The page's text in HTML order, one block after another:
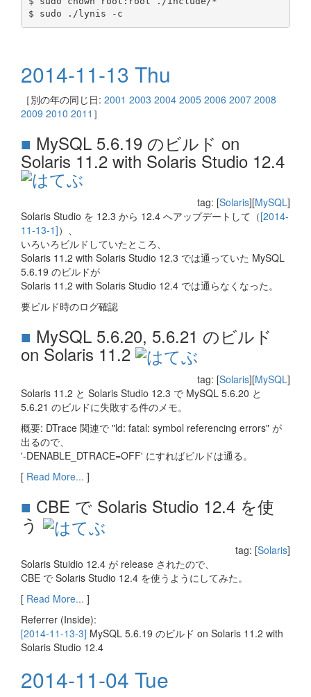
2014-11-13 Thu
［別の年の同じ日: 2001 2003 2004 2005 2006 2007 2008
2009 2010 2011 ］
■ MySQL 5.6.19 のビルド on
Solaris 11.2 with Solaris Studio 12.4
tag: [Solaris][MySQL]
Solaris Studio を 12.3 から 12.4 へアップデートして（[2014-
11-13-1]）、
いろいろビルドしていたところ、
Solaris 11.2 with Solaris Studio 12.3 では通っていた MySQL
5.6.19 のビルドが
Solaris 11.2 with Solaris Studio 12.4 では通らなくなった。
要ビルド時のログ確認
■ MySQL 5.6.20, 5.6.21 のビルド
on Solaris 11.2
tag: [Solaris][MySQL]
Solaris 11.2 と Solaris Studio 12.3 で MySQL 5.6.20 と
5.6.21 のビルドに失敗する件のメモ。
概要: DTrace 関連で "ld: fatal: symbol referencing errors" が
出るので、
'-DENABLE_DTRACE=OFF' にすればビルドは通る。
[ Read More... ]
■ CBE で Solaris Studio 12.4 を使
う
tag: [Solaris]
Solaris Stuidio 12.4 が release されたので、
CBE で Solaris Studio 12.4 を使うようにしてみた。
[ Read More... ]
Referrer (Inside):
[2014-11-13-3] MySQL 5.6.19 のビルド on Solaris 11.2 with
Solaris Studio 12.4
2014-11-04 Tue